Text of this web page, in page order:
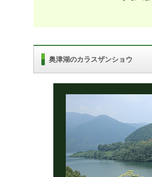
奥津湖のカラスザンショウ